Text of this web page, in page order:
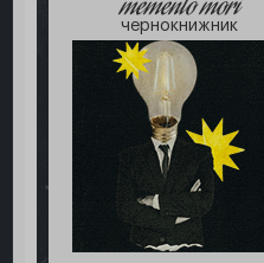
memento mori
чернокнижник